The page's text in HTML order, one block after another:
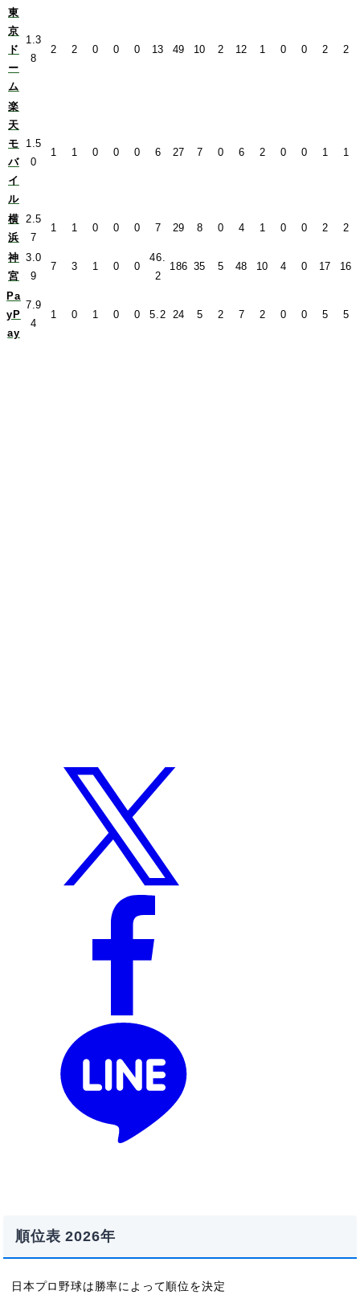
東
京
ド
ー
ム
1.3
8
2 2 0 0 0 13 49 10 2 12 1 0 0 2 2
楽
天
モ
バ
イ
ル
1.5
0
1 1 0 0 0 6 27 7 0 6 2 0 0 1 1
横
浜
2.5
7
1 1 0 0 0 7 29 8 0 4 1 0 0 2 2
神
宮
3.0
9
7 3 1 0 0
46.
2
186 35 5 48 10 4 0 17 16
Pa
yP
ay
7.9
4
1 0 1 0 0 5.2 24 5 2 7 2 0 0 5 5
順位表 2026年
日本プロ野球は勝率によって順位を決定